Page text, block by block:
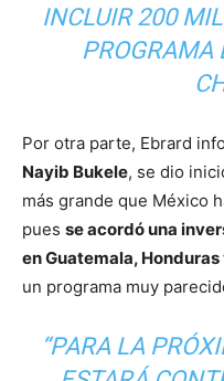
INCLUIR 200
PROGRAMA
Por otra parte, Ebrard
Nayib Bukele, se dio
más grande que México
pues se acordó una
en Guatemala,
un programa muy
“PARA LA